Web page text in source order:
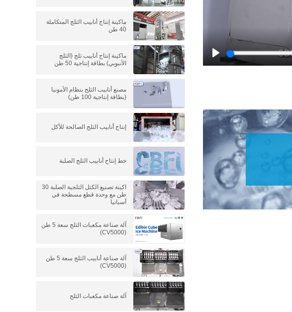
Play
ماكينة إنتاج أنابيب الثلج المتكاملة
40 طن
ماكينة إنتاج أنابيب ثلج (الثلج
الأنبوبي) بطاقة إنتاجية 50 طن
مصنع أنابيب الثلج بنظام الأمونيا
(بطاقة إنتاجية 100 طن)
إنتاج أنابيب الثلج الصالحة للأكل
خط إنتاج أنابيب الثلج الصلبة
اكينة تصنيع الكتل الثلجية الصلبة 30
طن مع وحدة قطع مسطحة في
أسبانيا
آلة صناعة مكعبات الثلج سعة 5 طن
(CV5000)
آلة صناعة أنابيب الثلج سعة 5 طن
(CV5000)
آلة صناعة مكعبات الثلج